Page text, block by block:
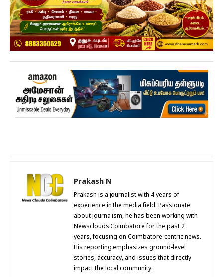
Prakash N
Prakash is a journalist with 4 years of
experience in the media field. Passionate
about journalism, he has been working with
Newsclouds Coimbatore for the past 2
years, focusing on Coimbatore-centric news.
His reporting emphasizes ground-level
stories, accuracy, and issues that directly
impact the local community.